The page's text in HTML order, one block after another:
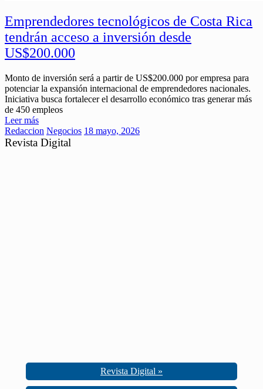
Emprendedores tecnológicos de Costa Rica
tendrán acceso a inversión desde
US$200.000
Monto de inversión será a partir de US$200.000 por empresa para
potenciar la expansión internacional de emprendedores nacionales.
Iniciativa busca fortalecer el desarrollo económico tras generar más
de 450 empleos
Leer más
Redaccion Negocios 18 mayo, 2026
Revista Digital
Revista Digital »